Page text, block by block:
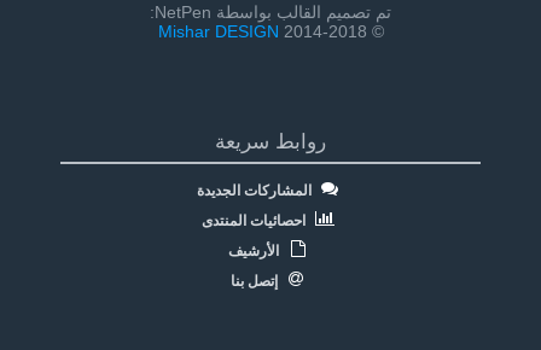
تم تصميم القالب بواسطة NetPen:
© 2014-2018
Mishar DESIGN
روابط سريعة
المشاركات الجديدة
احصائيات المنتدى
الأرشيف
إتصل بنا